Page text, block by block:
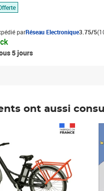
parRéseau Electronique3.75/5
5 jours
ont aussi
Prix